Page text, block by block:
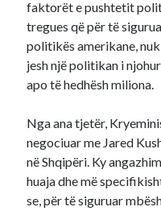
faktorët e pushtetit
tregues që për të
politikës amerikane,
jesh një politikan i
apo të hedhësh miliona.
Nga ana tjetër,
negociuar me Jared
në Shqipëri. Ky
huaja dhe më
se, për të siguruar